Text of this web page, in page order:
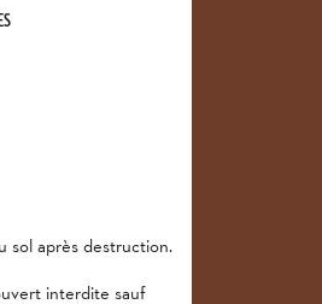
sol après destruction.
interdite sauf